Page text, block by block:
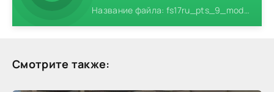
Название файла: fs17ru_pts_9_modul_pak_v1_2.zip
Смотрите также: